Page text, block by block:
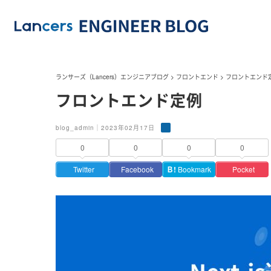
ランサーズ（Lancers）エンジニアブログ > フロントエンド > フロントエンド
フロントエンド定例
blog_admin｜2023年02月17日
0
Twitter
0
Facebook
0
Ｂ! Bookmark
0
Pocket